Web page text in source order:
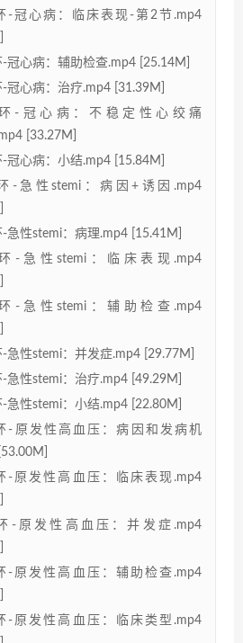
-冠心病：临床表现-第2节.mp4
冠心病：辅助检查.mp4 [25.14M]
冠心病：治疗.mp4 [31.39M]
-冠心病：不稳定性心绞痛
[33.27M]
冠心病：小结.mp4 [15.84M]
-急性stemi：病因+诱因.mp4
急性stemi：病理.mp4 [15.41M]
-急性stemi：临床表现.mp4
-急性stemi：辅助检查.mp4
急性stemi：并发症.mp4 [29.77M]
急性stemi：治疗.mp4 [49.29M]
急性stemi：小结.mp4 [22.80M]
-原发性高血压：病因和发病机
-原发性高血压：临床表现.mp4
-原发性高血压：并发症.mp4
-原发性高血压：辅助检查.mp4
-原发性高血压：临床类型.mp4